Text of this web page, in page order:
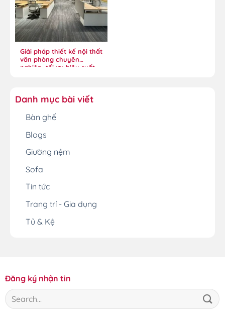
Giải pháp thiết kế nội thất
văn phòng chuyên
nghiệp, tối ưu hiệu suất
Danh mục bài viết
Bàn ghế
Blogs
Giường nệm
Sofa
Tin tức
Trang trí - Gia dụng
Tủ & Kệ
Đăng ký nhận tin